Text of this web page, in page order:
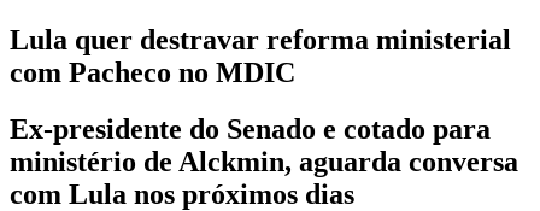
Lula quer destravar reforma ministerial
com Pacheco no MDIC
Ex-presidente do Senado e cotado para
ministério de Alckmin, aguarda conversa
com Lula nos próximos dias